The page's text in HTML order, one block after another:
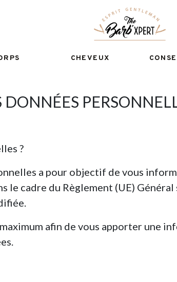
CHEVEUX
ACCESSOIRES DE COUPE
?
a pour objectif de vous
le cadre du Règlement (UE)
afin de vous apporter une